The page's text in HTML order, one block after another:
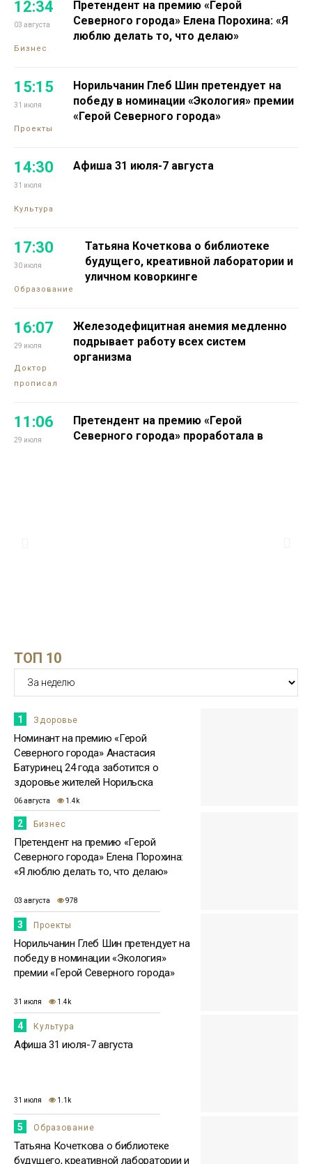
12:34
03 августа
Бизнес
Претендент на премию «Герой
Северного города» Елена Порохина: «Я
люблю делать то, что делаю»
15:15
31 июля
Проекты
Норильчанин Глеб Шин претендует на
победу в номинации «Экология» премии
«Герой Северного города»
14:30
31 июля
Культура
Афиша 31 июля-7 августа
17:30
30 июля
Образование
Татьяна Кочеткова о библиотеке
будущего, креативной лаборатории и
уличном коворкинге
16:07
29 июля
Доктор
прописал
Железодефицитная анемия медленно
подрывает работу всех систем
организма
11:06
29 июля
Претендент на премию «Герой
Северного города» проработала в
15:51
23 июля
приятно, что люди отдали за меня
голоса
ТОП 10
1 Здоровье
Номинант на премию «Герой
Северного города» Анастасия
Батуринец 24 года заботится о
здоровье жителей Норильска
06 августа 1.4k
2 Бизнес
Претендент на премию «Герой
Северного города» Елена Порохина:
«Я люблю делать то, что делаю»
03 августа 978
3 Проекты
Норильчанин Глеб Шин претендует на
победу в номинации «Экология»
премии «Герой Северного города»
31 июля 1.4k
4 Культура
Афиша 31 июля-7 августа
31 июля 1.1k
5 Образование
Татьяна Кочеткова о библиотеке
будущего, креативной лаборатории и